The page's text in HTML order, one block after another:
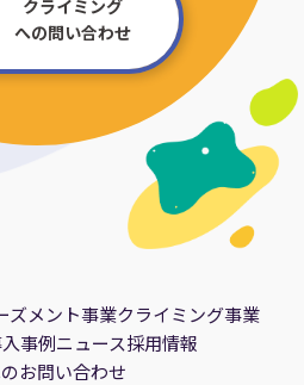
クライミング
への問い合わせ
ズメント事業クライミング事業
事例ニュース採用情報
お問い合わせ